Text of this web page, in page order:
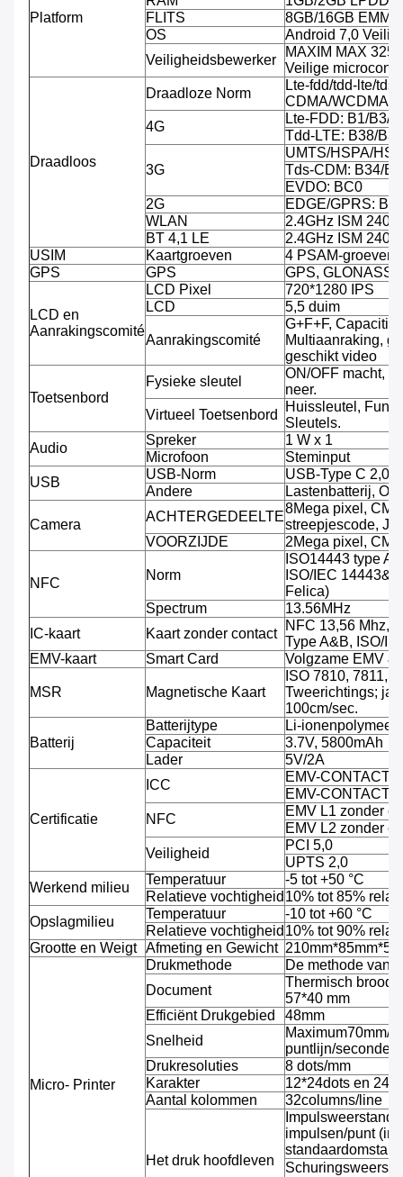
Platform
FLITS
8GB/16GB
OS
Android 7,0
Veiligheidsbewerker
MAXIM MAX
Veilige
Draadloos
Draadloze Norm
Lte-fdd/tdd-lte/tds-
CDMA/WCDMA/
4G
Lte-FDD: B1/B3/
Tdd-LTE: B38/
3G
UMTS/HSPA/
Tds-CDM: B34/
EVDO: BC0
2G
EDGE/GPRS:
WLAN
2.4GHz ISM
BT 4,1 LE
2.4GHz ISM
USIM
Kaartgroeven
4 PSAM-groeven,
GPS
GPS GPS, GLONASS
LCD en
Aanrakingscomité
LCD Pixel
720*1280 IPS
LCD
5,5 duim
Aanrakingscomité
G+F+F,
Multiaanraking,
geschikt video
Toetsenbord
Fysieke sleutel
ON/OFF macht,
neer.
Virtueel Toetsenbord
Huissleutel,
Sleutels.
Audio
Spreker
1 W x 1
Microfoon
Steminput
USB
USB-Norm
USB-Type C 2,0
Andere
Lastenbatterij,
Camera
ACHTERGEDEELTE
8Mega pixel,
streepjescode,
VOORZIJDE
2Mega pixel,
NFC
Norm
ISO14443 type
ISO/IEC
Felica)
Spectrum
13.56MHz
IC-kaart
Kaart zonder contact
NFC 13,56 Mhz,
Type A&B, ISO/
EMV-kaart
Smart Card Volgzame EMV &
MSR Magnetische Kaart
ISO 7810, 7811,
Tweerichtings; jat
100cm/sec.
Batterij
Batterijtype
Li-
Capaciteit
3.7V, 5800mAh
Lader
5V/2A
Certificatie
ICC
EMV-CONTACT
EMV-CONTACT
NFC
EMV L1 zonder
EMV L2 zonder
Veiligheid
PCI 5,0
UPTS 2,0
Werkend milieu
Temperatuur
-5 tot +50 °C
Relatieve vochtigheid 10% tot 85%
Opslagmilieu
Temperatuur
-10 tot +60 °C
Relatieve vochtigheid 10% tot 90%
Grootte en Weigt Afmeting en Gewicht
Micro- Printer
Drukmethode
De methode van
Document
Thermisch
57*40 mm
Efficiënt Drukgebied
48mm
Snelheid
Maximum70mm/
puntlijn/seconde)
Drukresoluties
8 dots/mm
Karakter
12*24dots en
Aantal kolommen
32columns/line
Het druk hoofdleven
impulsen/punt (in